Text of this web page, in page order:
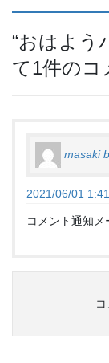
“おはよう
て1件のコ
masaki
2021/06/01
コメント通知